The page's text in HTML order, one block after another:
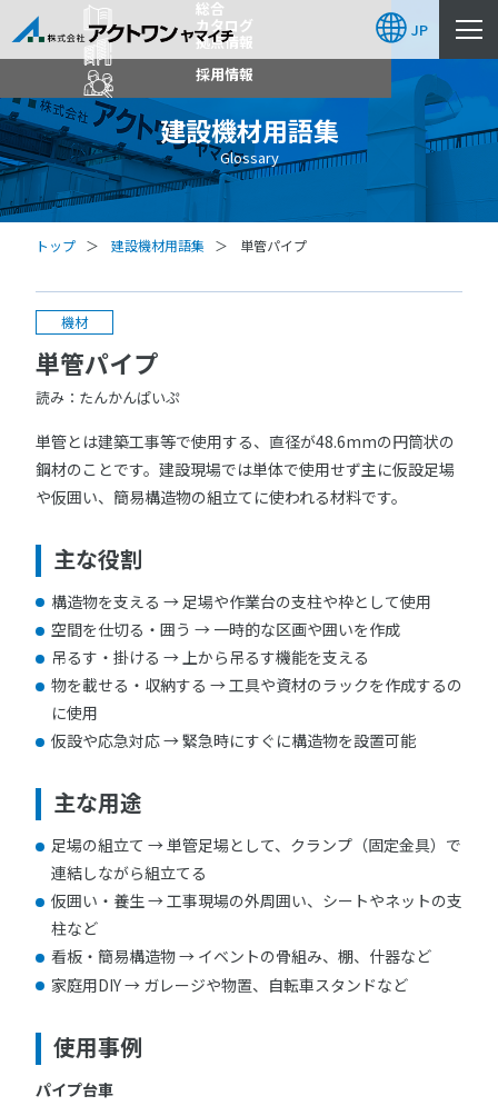
総合
カタログ
拠点情報
採用情報
JP
建設機材用語集
Glossary
トップ 建設機材用語集 単管パイプ
機材
単管パイプ
読み：たんかんぱいぷ
単管とは建築工事等で使用する、直径が48.6mmの円筒状の
鋼材のことです。建設現場では単体で使用せず主に仮設足場
や仮囲い、簡易構造物の組立てに使われる材料です。
主な役割
構造物を支える → 足場や作業台の支柱や枠として使用
空間を仕切る・囲う → 一時的な区画や囲いを作成
吊るす・掛ける → 上から吊るす機能を支える
物を載せる・収納する → 工具や資材のラックを作成するの
に使用
仮設や応急対応 → 緊急時にすぐに構造物を設置可能
主な用途
足場の組立て → 単管足場として、クランプ（固定金具）で
連結しながら組立てる
仮囲い・養生 → 工事現場の外周囲い、シートやネットの支
柱など
看板・簡易構造物 → イベントの骨組み、棚、什器など
家庭用DIY → ガレージや物置、自転車スタンドなど
使用事例
パイプ台車